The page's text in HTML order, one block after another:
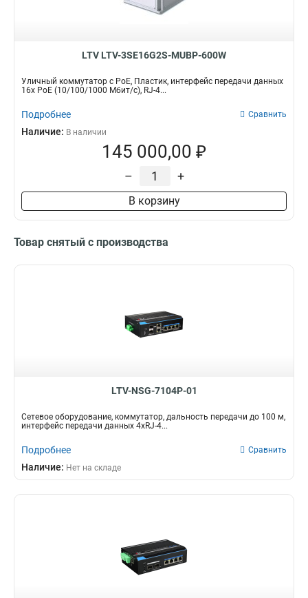
LTV LTV-3SE16G2S-MUBP-600W
Уличный коммутатор с PoE, Пластик, интерфейс передачи данных
16x PoE (10/100/1000 Мбит/с), RJ-4...
Подробнее Сравнить
Наличие: В наличии
145 000,00 ₽
– +
В корзину
Товар снятый с производства
LTV-NSG-7104P-01
Сетевое оборудование, коммутатор, дальность передачи до 100 м,
интерфейс передачи данных 4xRJ-4...
Подробнее Сравнить
Наличие: Нет на складе